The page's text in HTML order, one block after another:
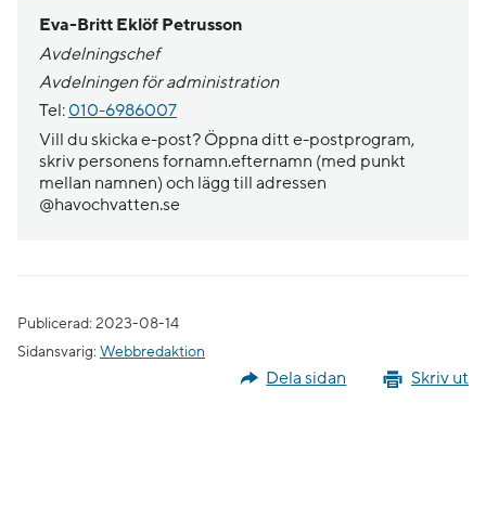
Eva-Britt Eklöf Petrusson
Avdelningschef
Avdelningen för administration
Tel: 010-6986007
Vill du skicka e-post? Öppna ditt e-postprogram,
skriv personens fornamn.efternamn (med punkt
mellan namnen) och lägg till adressen
@havochvatten.se
Publicerad: 2023-08-14
Sidansvarig: Webbredaktion
Skriv ut
Dela sidan